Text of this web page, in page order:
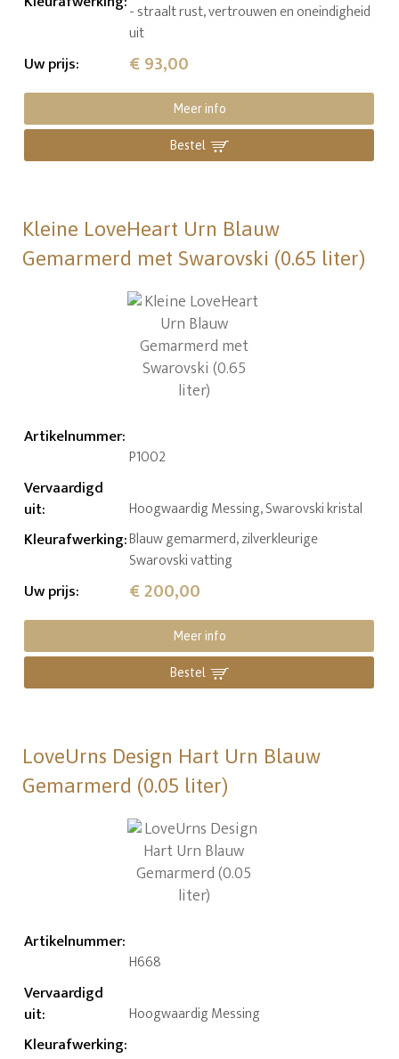
- straalt rust, vertrouwen en oneindigheid
uit
Uw prijs: € 93,00
Meer info
Bestel
Kleine LoveHeart Urn Blauw
Gemarmerd met Swarovski (0.65 liter)
Artikelnummer:
P1002
Vervaardigd
uit: Hoogwaardig Messing, Swarovski kristal
Kleurafwerking:Blauw gemarmerd, zilverkleurige
Swarovski vatting
Uw prijs: € 200,00
Meer info
Bestel
LoveUrns Design Hart Urn Blauw
Gemarmerd (0.05 liter)
Artikelnummer:
H668
Vervaardigd
uit: Hoogwaardig Messing
Kleurafwerking: